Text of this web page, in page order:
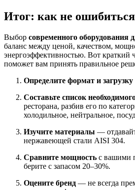
Итог: как не
Выбор современного оборудования
баланс между ценой, качеством,
энергоэффективностью. Вот краткий
поможет вам принять правильное
Определите формат и загрузку
Составьте список
ресторана, разбив его по
холодильное, нейтральное,
Изучите материалы —
нержавеющей стали AISI 304.
Сравните мощность с вашими
берите с запасом 20–30%.
Оцените бренд — не всегда